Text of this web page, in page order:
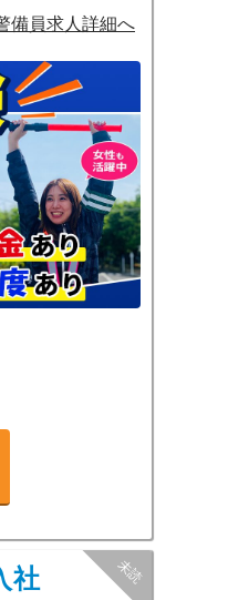
心くださ
籍してい
備員求人詳細へ
社